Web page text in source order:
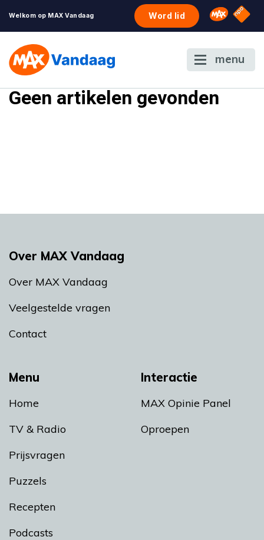
Welkom op MAX Vandaag Word lid Omroep
NPO
menu
Geen artikelen gevonden
Menu
Home
TV & Radio
Prijsvragen
Puzzels
Recepten
Podcasts
Interactie
MAX Opinie Panel
Oproepen
Over MAX Vandaag
Over MAX Vandaag
Veelgestelde vragen
Contact